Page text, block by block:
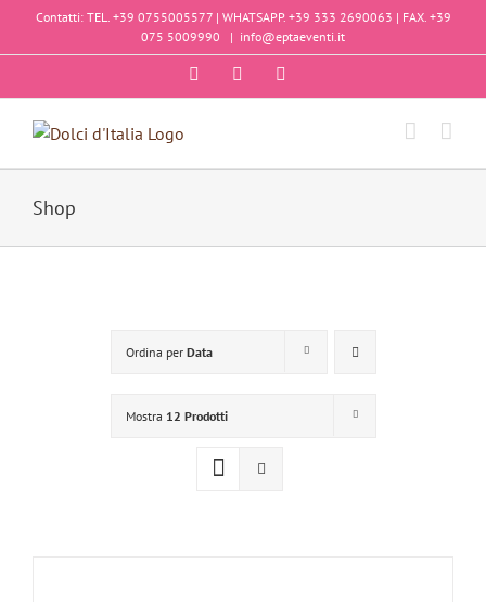
SaltaContatti: TEL. +39 0755005577 | WHATSAPP. +39 333 2690063 | FAX. +39
075 5009990
| info@eptaeventi.it
FacebookInstagram
Shop
Ordina per Data
Mostra 12 Prodotti